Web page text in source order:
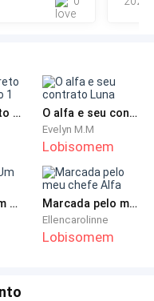
filha dele.
O bebê secreto do Alpha - Livro 1 O alfa e seu contrato Luna
Evelyn M.M
Lobisomem
Grávida De Um Lobisomem Marcada pelo meu chefe Alfa
Ellencarolinne
Lobisomem